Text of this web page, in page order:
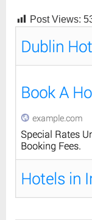
Post Views: